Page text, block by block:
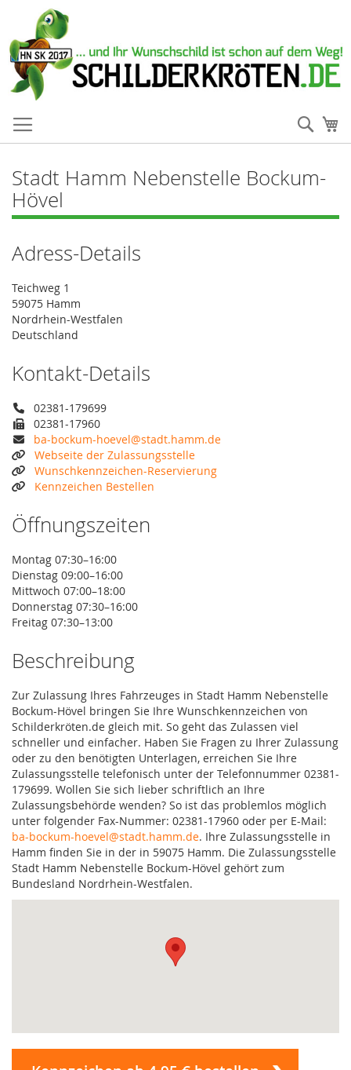
Stadt Hamm Nebenstelle Bockum-
Hövel
Adress-Details
Teichweg 1
59075 Hamm
Nordrhein-Westfalen
Deutschland
Kontakt-Details
02381-179699
02381-17960
ba-bockum-hoevel@stadt.hamm.de
Webseite der Zulassungsstelle
Wunschkennzeichen-Reservierung
Kennzeichen Bestellen
Öffnungszeiten
Montag 07:30–16:00
Dienstag 09:00–16:00
Mittwoch 07:00–18:00
Donnerstag 07:30–16:00
Freitag 07:30–13:00
Beschreibung
Zur Zulassung Ihres Fahrzeuges in Stadt Hamm Nebenstelle
Bockum-Hövel bringen Sie Ihre Wunschkennzeichen von
Schilderkröten.de gleich mit. So geht das Zulassen viel
schneller und einfacher. Haben Sie Fragen zu Ihrer Zulassung
oder zu den benötigten Unterlagen, erreichen Sie Ihre
Zulassungsstelle telefonisch unter der Telefonnummer 02381-
179699. Wollen Sie sich lieber schriftlich an Ihre
Zulassungsbehörde wenden? So ist das problemlos möglich
unter folgender Fax-Nummer: 02381-17960 oder per E-Mail:
ba-bockum-hoevel@stadt.hamm.de. Ihre Zulassungsstelle in
Hamm finden Sie in der in 59075 Hamm. Die Zulassungsstelle
Stadt Hamm Nebenstelle Bockum-Hövel gehört zum
Bundesland Nordrhein-Westfalen.